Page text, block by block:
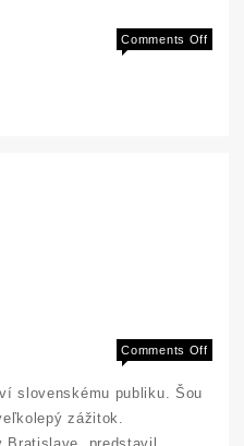
Comments Offon
Comments Offon
slovenskému publiku. Šou
zážitok.